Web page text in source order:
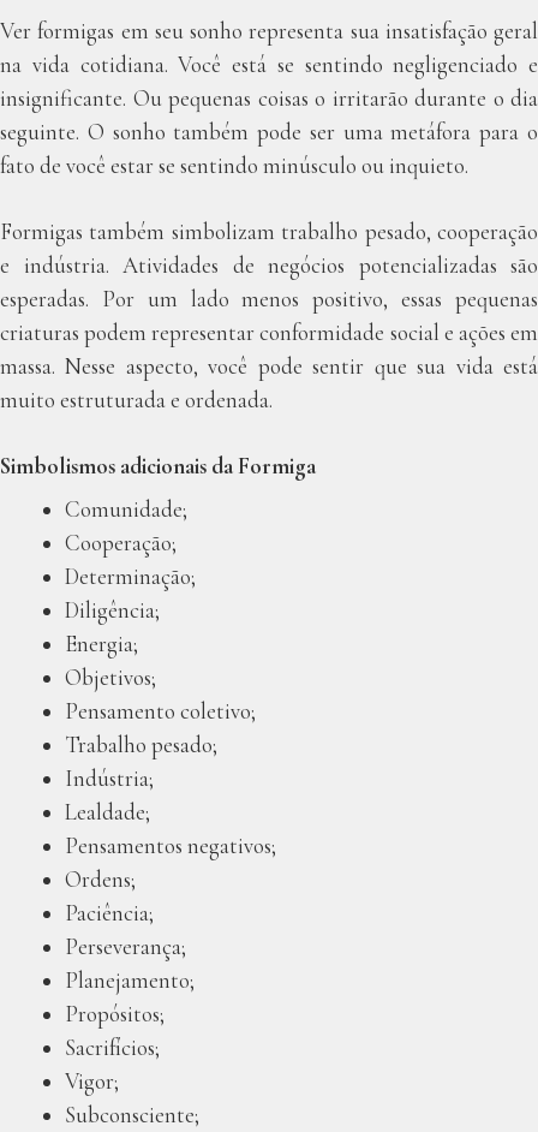
Ver formigas em seu sonho representa sua insatisfação geral
na vida cotidiana. Você está se sentindo negligenciado e
insignificante. Ou pequenas coisas o irritarão durante o dia
seguinte. O sonho também pode ser uma metáfora para o
fato de você estar se sentindo minúsculo ou inquieto.
Formigas também simbolizam trabalho pesado, cooperação
e indústria. Atividades de negócios potencializadas são
esperadas. Por um lado menos positivo, essas pequenas
criaturas podem representar conformidade social e ações em
massa. Nesse aspecto, você pode sentir que sua vida está
muito estruturada e ordenada.
Simbolismos adicionais da Formiga
Comunidade;
Cooperação;
Determinação;
Diligência;
Energia;
Objetivos;
Pensamento coletivo;
Trabalho pesado;
Indústria;
Lealdade;
Pensamentos negativos;
Ordens;
Paciência;
Perseverança;
Planejamento;
Propósitos;
Sacrifícios;
Vigor;
Subconsciente;